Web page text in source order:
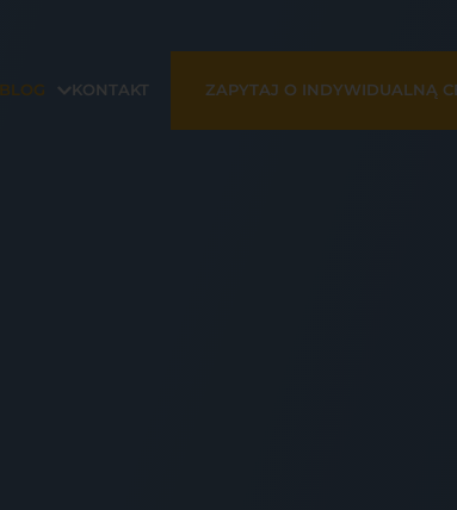
BLOG KONTAKT ZAPYTAJ O INDYWIDUALNĄ